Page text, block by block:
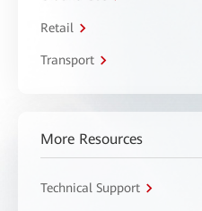
Retail
Transport
More Resources
Technical Support